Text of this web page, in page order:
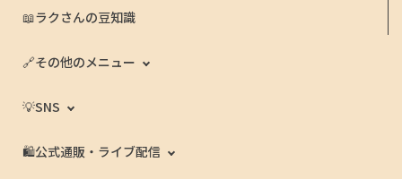
📖ラクさんの豆知識
🔗その他のメニュー
💡SNS
🛍️公式通販・ライブ配信